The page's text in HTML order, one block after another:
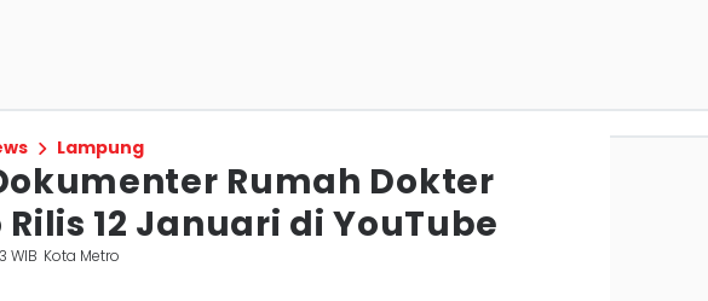
Lampung
Rumah Dokter
12 Januari di YouTube
WIB Kota Metro